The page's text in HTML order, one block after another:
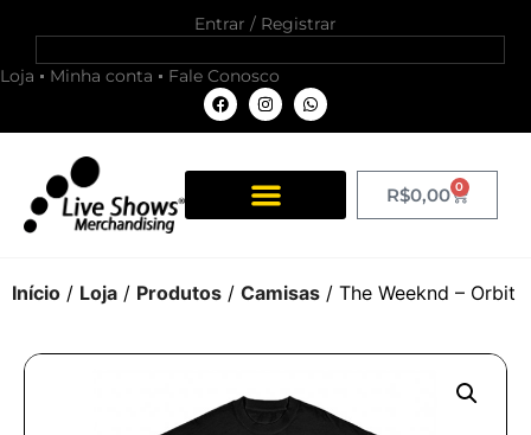
Entrar / Registrar
Loja Minha conta Fale Conosco
R$0,00 0
Início / Loja / Produtos / Camisas / The Weeknd – Orbit